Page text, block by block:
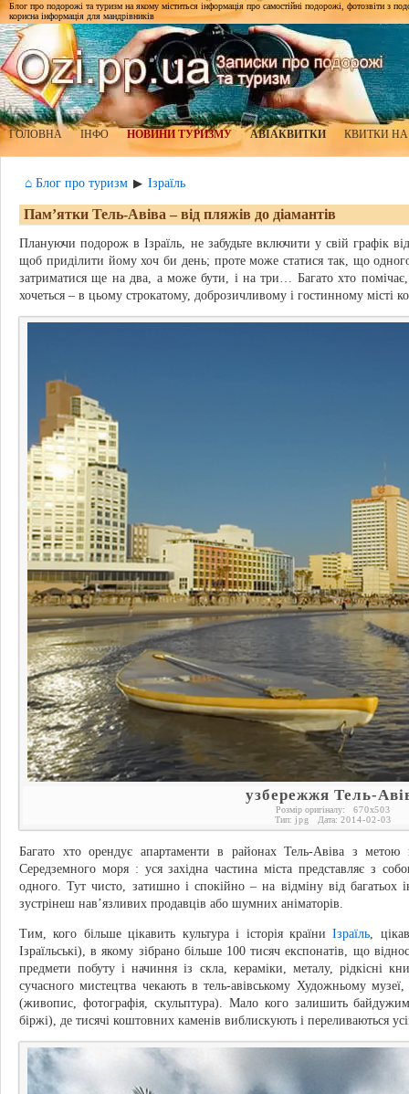
Блог про подорожі та туризм на якому міститься інформація про самостійні подорожі, фотозвіти з
корисна інформація для мандрівників
ГОЛОВНА ІНФО НОВИНИ ТУРИЗМУ АВІАКВИТКИ КВИТКИ
⌂ Блог про туризм ▶ Ізраїль
Пам’ятки Тель-Авіва – від пляжів до діамантів
Плануючи подорож в Ізраїль, не забудьте включити у свій графік
щоб приділити йому хоч би день; проте може статися так, що одного
затриматися ще на два, а може бути, і на три… Багато хто
хочеться – в цьому строкатому, доброзичливому і гостинному місті
узбережжя Тель-
Розмір оригіналу: 670x503
Тип: jpg Дата: 2014-02-03
Багато хто орендує апартаменти в районах Тель-Авіва з метою
Середземного моря : уся західна частина міста представляє з
одного. Тут чисто, затишно і спокійно – на відміну від багатьох
зустрінеш нав’язливих продавців або шумних аніматорів.
Тим, кого більше цікавить культура і історія країниІзраїль,
Ізраїльські), в якому зібрано більше 100 тисяч експонатів, що
предмети побуту і начиння із скла, кераміки, металу, рідкісні
сучасного мистецтва чекають в тель-авівському Художньому музеї,
(живопис, фотографія, скульптура). Мало кого залишить
біржі), де тисячі коштовних каменів виблискують і переливаються